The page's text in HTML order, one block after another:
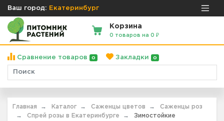
Ваш город: Екатеринбург
Корзина
0 товаров на 0 ₽
Сравнение товаров 0 Закладки 0
Главная Каталог Саженцы цветов
Саженцы роз
Спрей розы в Екатеринбурге
Зимостойкие